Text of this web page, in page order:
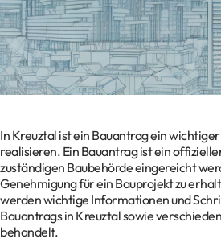
In Kreuztal ist ein Bauantrag ein
realisieren. Ein Bauantrag ist ein
zuständigen Baubehörde eingereicht
Genehmigung für ein Bauprojekt zu
werden wichtige Informationen und
Bauantrags in Kreuztal sowie
behandelt.